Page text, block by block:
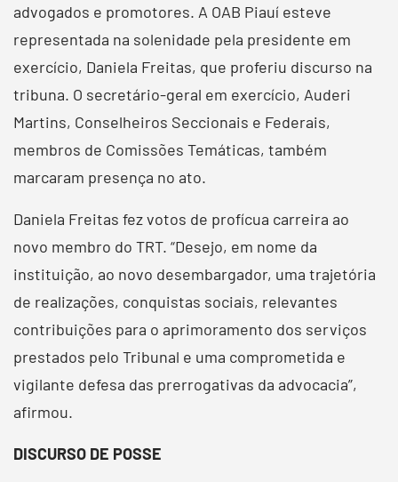
advogados e promotores. A OAB Piauí esteve
representada na solenidade pela presidente em
exercício, Daniela Freitas, que proferiu discurso na
tribuna. O secretário-geral em exercício, Auderi
Martins, Conselheiros Seccionais e Federais,
membros de Comissões Temáticas, também
marcaram presença no ato.
Daniela Freitas fez votos de profícua carreira ao
novo membro do TRT. “Desejo, em nome da
instituição, ao novo desembargador, uma trajetória
de realizações, conquistas sociais, relevantes
contribuições para o aprimoramento dos serviços
prestados pelo Tribunal e uma comprometida e
vigilante defesa das prerrogativas da advocacia”,
afirmou.
DISCURSO DE POSSE